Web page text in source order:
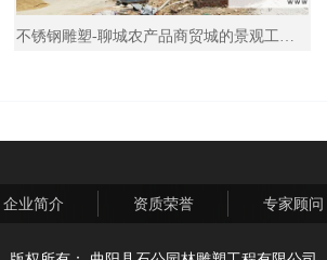
不锈钢雕塑-聊城农产品商贸城的景观工程-石公园林雕塑
企业简介 资质荣誉 专家顾问